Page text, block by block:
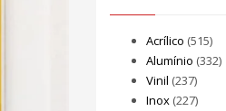
Acrílico (515)
Alumínio (332)
Vinil (237)
Inox(227)